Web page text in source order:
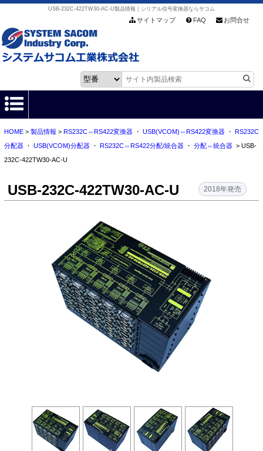
USB-232C-422TW30-AC-U製品情報｜シリアル信号変換器ならサコム
サイトマップ FAQ お問合せ
HOME
各種ダウンロード
会社情報
お問い合わせ
HOME> 製品情報 > RS232C⇔RS422変換器・ USB(VCOM)⇔RS422変換器・ RS232C
分配器・ USB(VCOM)分配器・ RS232C⇔RS422分配/統合器・ 分配⇔統合器> USB-
232C-422TW30-AC-U
USB-232C-422TW30-AC-U 2018年発売